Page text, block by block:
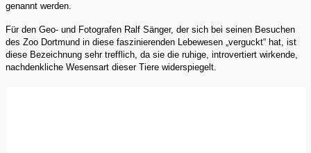
genannt werden.
Für den Geo- und Fotografen Ralf Sänger, der sich bei seinen Besuchen
des Zoo Dortmund in diese faszinierenden Lebewesen „verguckt“ hat, ist
diese Bezeichnung sehr trefflich, da sie die ruhige, introvertiert wirkende,
nachdenkliche Wesensart dieser Tiere widerspiegelt.